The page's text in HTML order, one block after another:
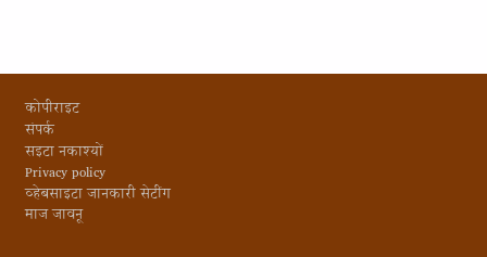
Footer
कोपीराइट
संपर्क
सइटा नकाश्यों
Privacy policy
व्हेबसाइटा जानकारी सेटींग
माज जावनू